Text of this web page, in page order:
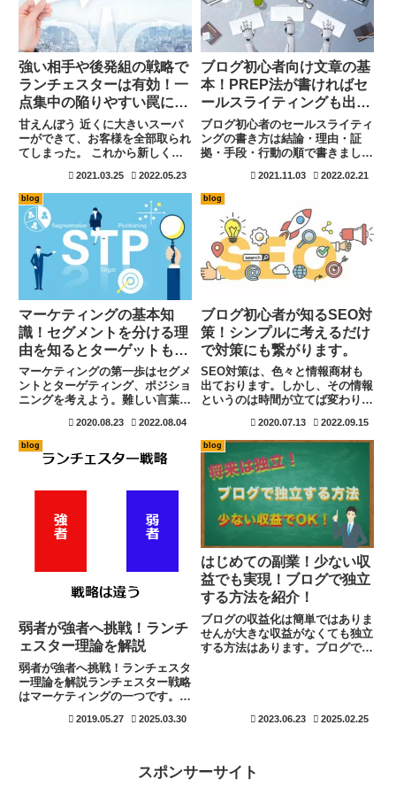
強い相手や後発組の戦略で
ランチェスターは有効！一
点集中の陥りやすい罠には
注意！
甘えんぼう 近くに大きいスーパ
ーができて、お客様を全部取られ
てしまった。 これから新しくビ
までは営業を続けられないと不安
なあなた。新しくなにかを始めた
いあなたへも効果的な方法がラン
チェスター戦略です。簡単に紹
2021.03.25 2022.05.23
ブログ初心者向け文章の基
本！PREP法が書ければセ
ールスライティングも出来
る。
ブログ初心者のセールスライティ
ングの書き方は結論・理由・証
拠・手段・行動の順で書きましょ
が、結論・理由・具体例・まとめ
の順で記事を書くPREP法で記事
を書く練習をしていれば、詳細の
内容を追加するだけで完成しま
す。影響力を身につけると更に効
果大です。
2021.11.03 2022.02.21
blog
マーケティングの基本知
識！セグメントを分ける理
由を知るとターゲットも絞
り込めます。
マーケティングの第一歩はセグメ
ントとターゲティング、ポジショ
ニングを考えよう。難しい言葉で
も大丈夫です。どのように考えた
ら良いのかもシンプルに説明しま
す。これからブログを始めたい。
で考えることが大切です。
2020.08.23 2022.08.04
blog
ブログ初心者が知るSEO対
策！シンプルに考えるだけ
で対策にも繋がります。
SEO対策は、色々と情報商材も
出ております。しかし、その情報
というのは時間が立てば変わりま
ップデートする理由を知ってしま
えば、次に行わなければならない
事も明白に解ります。その場限り
で対策を行なっても、３ヶ月後に
は使えなくなってしまいます。一
番は、堅実にユーザー目線で更新
する事です。
2020.07.13 2022.09.15
blog
弱者が強者へ挑戦！ランチ
ェスター理論を解説
弱者が強者へ挑戦！ランチェスタ
ー理論を解説ランチェスター戦略
はマーケティングの一つです。マ
全体の特徴であったり規模や動向
して行きます。ランチェスター
2019.05.27 2025.03.30
blog
はじめての副業！少ない収
益でも実現！ブログで独立
する方法を紹介！
ブログの収益化は簡単ではありま
せんが大きな収益がなくても独立
する方法はあります。ブログで副
るのは大変と思われているあな
2023.06.23 2025.02.25
スポンサーサイト